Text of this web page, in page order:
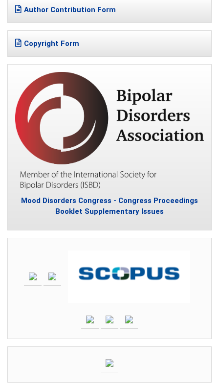
Author Contribution Form
Copyright Form
Mood Disorders Congress - Congress Proceedings
Booklet Supplementary Issues